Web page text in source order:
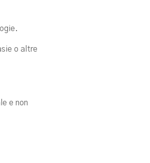
o altre
e non